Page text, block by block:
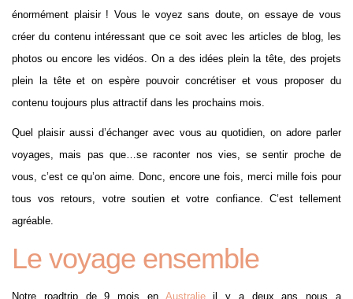
énormément plaisir ! Vous le voyez sans doute, on essaye de vous
créer du contenu intéressant que ce soit avec les articles de blog, les
photos ou encore les vidéos. On a des idées plein la tête, des projets
plein la tête et on espère pouvoir concrétiser et vous proposer du
contenu toujours plus attractif dans les prochains mois.
Quel plaisir aussi d’échanger avec vous au quotidien, on adore parler
voyages, mais pas que…se raconter nos vies, se sentir proche de
vous, c’est ce qu’on aime. Donc, encore une fois, merci mille fois pour
tous vos retours, votre soutien et votre confiance. C’est tellement
agréable.
Le voyage ensemble
Notre roadtrip de 9 mois en Australieil y a deux ans nous a